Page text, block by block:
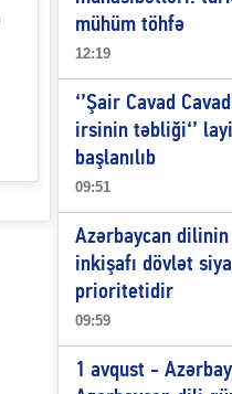
mühüm töhfə
12:19
‘’Şair Cavad
irsinin təbliği‘’
başlanılıb
09:51
Azərbaycan dilinin
inkişafı dövlət
prioritetidir
09:59
1 avqust -